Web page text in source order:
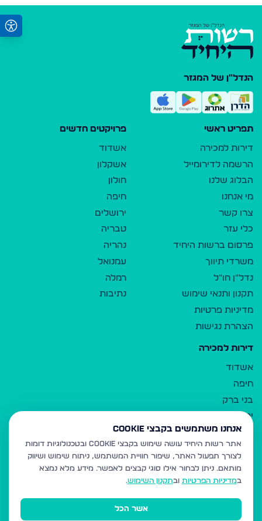
הנדל"ן של המגזר
תפריט ראשי
דירות למכירה
הרשמה לדירומייל
הבלוג שלנו
מי אנחנו
צרו קשר
כלי עזר
פרסום ברשות היחיד
משרדי תיווך
נדל"ן חו"ל
תקנון ותנאי שימוש
מדיניות פרטיות
הצהרת נגישות
פרויקטים חדשים
אשדוד
אשקלון
חולון
חיפה
ירושלים
טבריה
נהריה
עמנואל
רמלה
נתיבות
דירות למכירה
אשדוד
חיפה
בני ברק
ירושלים
אלעד
גבעת זאב
בית שמש
רכסים
מודיעין עילית
אנחנו משתמשים בקבצי Cookie
אתר רשות היחיד עושה שימוש בקבצי Cookie ובטכנולוגיות דומות
לצורך תפעול האתר, שיפור חוויית המשתמש, ניתוח שימוש ושיווק
מותאם. ניתן לבחור אילו סוגי קבצים לאפשר. מידע מלא נמצא
במדיניות הפרטיות ובתקנון השימוש.
אשר הכל